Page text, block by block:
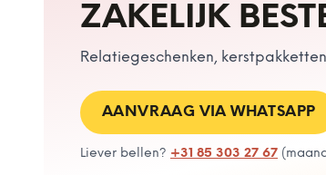
ZAKELIJK
Relatiegeschenken,
AANVRAAG VIA WHATSAPP
Liever bellen? +31 85 303 27 67 (